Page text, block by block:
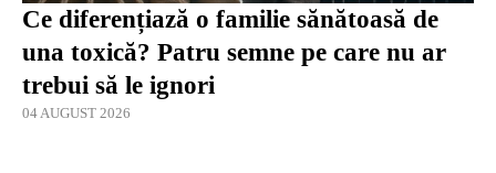
Ce diferențiază o familie sănătoasă de
una toxică? Patru semne pe care nu ar
trebui să le ignori
04 AUGUST 2026